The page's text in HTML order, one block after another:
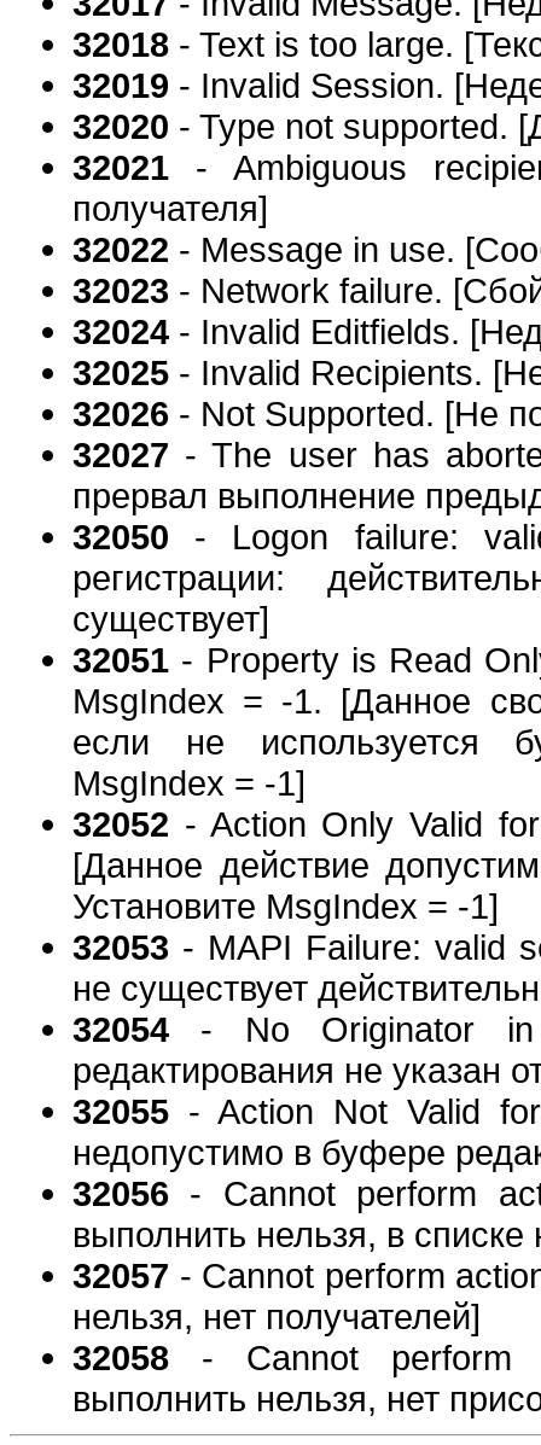
32018 - Text is too large.
32019 - Invalid Session.
32020 - Type not supported.
32021 - Ambiguous
получателя]
32022 - Message in use.
32023 - Network failure.
32024 - Invalid Editfields.
32025 - Invalid Recipients.
32026 - Not Supported. [Не
32027 - The user has
прервал выполнение
32050 - Logon failure:
регистрации:
существует]
32051 - Property is Read
MsgIndex = -1. [Данное
если не используется
MsgIndex = -1]
32052 - Action Only Valid
[Данное действие
Установите MsgIndex = -1]
32053 - MAPI Failure: valid
не существует
32054 - No Originator in
редактирования не указан
32055 - Action Not Valid
недопустимо в буфере
32056 - Cannot perform
выполнить нельзя, в
32057 - Cannot perform
нельзя, нет получателей]
32058 - Cannot perform
выполнить нельзя, нет